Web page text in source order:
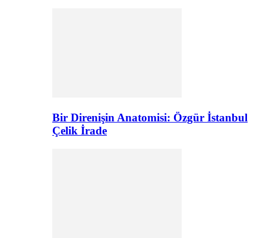
Bir Direnişin Anatomisi: Özgür İstanbul
Çelik İrade